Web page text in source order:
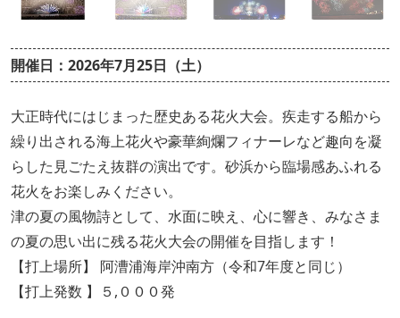
開催日：2026年7月25日（土）
大正時代にはじまった歴史ある花火大会。疾走する船から
繰り出される海上花火や豪華絢爛フィナーレなど趣向を凝
らした見ごたえ抜群の演出です。砂浜から臨場感あふれる
花火をお楽しみください。
津の夏の風物詩として、水面に映え、心に響き、みなさま
の夏の思い出に残る花火大会の開催を目指します！
【打上場所】 阿漕浦海岸沖南方（令和7年度と同じ）
【打上発数 】５,０００発